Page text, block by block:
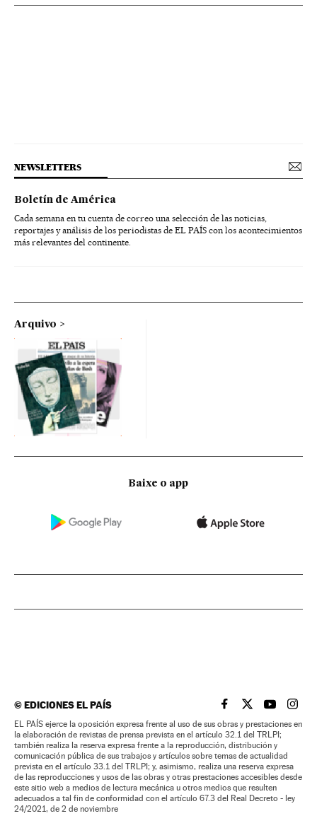
NEWSLETTERS
Boletín de América
Cada semana en tu cuenta de correo una selección de las noticias,
reportajes y análisis de los periodistas de EL PAÍS con los acontecimientos
más relevantes del continente.
Arquivo
Baixe o app
©EDICIONES EL PAÍS EL PAÍS BRASIL EN
EL PAÍSEL PAÍS
EL
EL PAÍS ejerce la oposición expresa frente al uso de sus obras y prestaciones en
la elaboración de revistas de prensa prevista en el artículo 32.1 del TRLPI;
también realiza la reserva expresa frente a la reproducción, distribución y
comunicación pública de sus trabajos y artículos sobre temas de actualidad
prevista en el artículo 33.1 del TRLPI; y, asimismo, realiza una reserva expresa
de las reproducciones y usos de las obras y otras prestaciones accesibles desde
este sitio web a medios de lectura mecánica u otros medios que resulten
adecuados a tal fin de conformidad con el artículo 67.3 del Real Decreto - ley
24/2021, de 2 de noviembre